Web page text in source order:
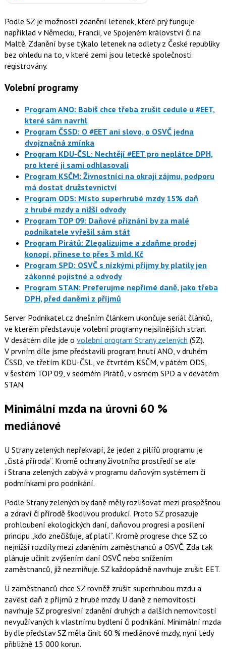
Podle SZ je možností zdanění letenek, které prý funguje
například v Německu, Francii, ve Spojeném království či na
Maltě. Zdanění by se týkalo letenek na odlety z České republiky
bez ohledu na to, v které zemi jsou letecké společnosti
registrovány.
Volební programy
Program ANO: Babiš chce třeba zrušit cedule u #EET,
které sám navrhl
Program ČSSD: O #EET ani slovo, o OSVČ jedna
dvojznačná zmínka
Program KDU-ČSL: Nechtějí #EET pro neplátce DPH,
pro které ji sami odhlasovali
Program KSČM: Živnostníci na okraji zájmu, podporu
má dostat družstevnictví
Program ODS: Místo superhrubé mzdy 15% daň
z hrubé mzdy a nižší odvody
Program TOP 09: Daňové přiznání by za malé
podnikatele vyřešil sám stát
Program Pirátů: Zlegalizujme a zdaňme prodej
konopí, přinese to přes 3 mld. Kč
Program SPD: OSVČ s nízkými příjmy by platily jen
zákonné pojistné a odvody
Program STAN: Preferujme nepřímé daně, jako třeba
DPH, před daněmi z příjmů
Server Podnikatel.cz dnešním článkem ukončuje seriál článků,
ve kterém představuje volební programy nejsilnějších stran.
V desátém díle jde o volební program Strany zelených (SZ).
V prvním díle jsme představili program hnutí ANO, v druhém
ČSSD, ve třetím KDU-ČSL, ve čtvrtém KSČM, v pátém ODS,
v šestém TOP 09, v sedmém Pirátů, v osmém SPD a v devátém
STAN.
Minimální mzda na úrovni 60 %
mediánové
U Strany zelených nepřekvapí, že jeden z pilířů programu je
„čistá příroda“. Kromě ochrany životního prostředí se ale
i Strana zelených zabývá v programu daňovým systémem či
podmínkami pro podnikání.
Podle Strany zelených by daně měly rozlišovat mezi prospěšnou
a zdraví či přírodě škodlivou produkcí. Proto SZ prosazuje
prohloubení ekologických daní, daňovou progresi a posílení
principu „kdo znečišťuje, ať platí“. Kromě progrese chce SZ co
nejnižší rozdíly mezi zdaněním zaměstnanců a OSVČ. Zda tak
plánuje učinit zvýšením daní OSVČ nebo snížením
zaměstnanců, již nezmiňuje. SZ každopádně navrhuje zrušit EET.
U zaměstnanců chce SZ rovněž zrušit superhrubou mzdu a
zavést daň z příjmů z hrubé mzdy. U daně z nemovitostí
navrhuje SZ progresivní zdanění druhých a dalších nemovitostí
nevyužívaných k vlastnímu bydlení či podnikání. Minimální mzda
by dle představ SZ měla činit 60 % mediánové mzdy, nyní tedy
přibližně 15 000 korun.